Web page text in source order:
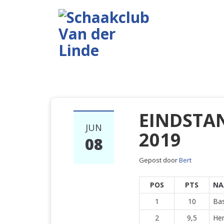
JUN
08 2019
Gepost doorBert
POS PTS
1
10
2
9,5